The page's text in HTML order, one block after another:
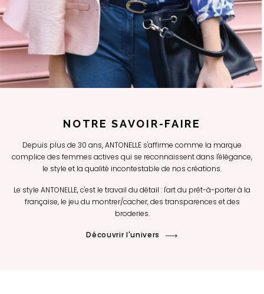
NOTRE SAVOIR-FAIRE
Depuis plus de 30 ans, ANTONELLE s'affirme comme la marque
complice des femmes actives qui se reconnaissent dans l'élégance,
le style et la qualité incontestable de nos créations.
Le style ANTONELLE, c'est le travail du détail : l'art du prêt-à-porter à la
française, le jeu du montrer/cacher, des transparences et des
broderies.
Découvrir l'univers